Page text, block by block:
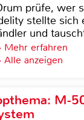
prüfe, wer
stellte sich
und
Mehr erfahren
Alle anzeigen
M-